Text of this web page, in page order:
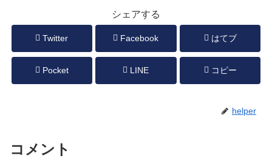
シェアする
Twitter Facebook はてブ
Pocket LINE コピー
helper
コメント